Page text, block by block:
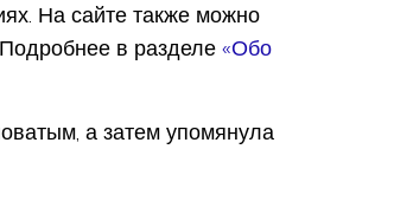
На сайте также можно
в разделе «Обо
а затем упомянула